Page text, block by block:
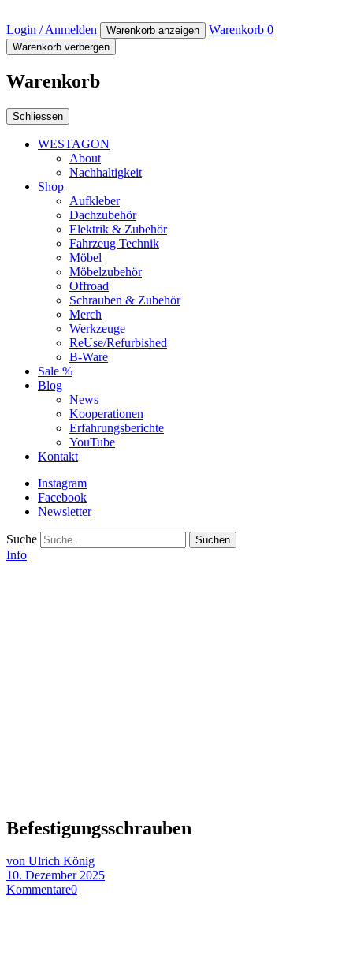
Login / Anmelden Warenkorb anzeigen Warenkorb 0
Warenkorb verbergen
Warenkorb
Schliessen
WESTAGON
About
Nachhaltigkeit
Shop
Aufkleber
Dachzubehör
Elektrik & Zubehör
Fahrzeug Technik
Möbel
Möbelzubehör
Offroad
Schrauben & Zubehör
Merch
Werkzeuge
ReUse/Refurbished
B-Ware
Sale %
Blog
News
Kooperationen
Erfahrungsberichte
YouTube
Kontakt
Instagram
Facebook
Newsletter
Suche
Info
Befestigungsschrauben
von Ulrich König
10. Dezember 2025
Kommentare0